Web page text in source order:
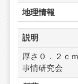
地理情報
説明
厚さ０．２ｃ
事情研究会